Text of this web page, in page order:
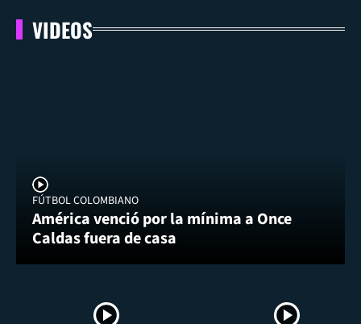
VIDEOS
FÚTBOL COLOMBIANO
América venció por la mínima a Once
Caldas fuera de casa